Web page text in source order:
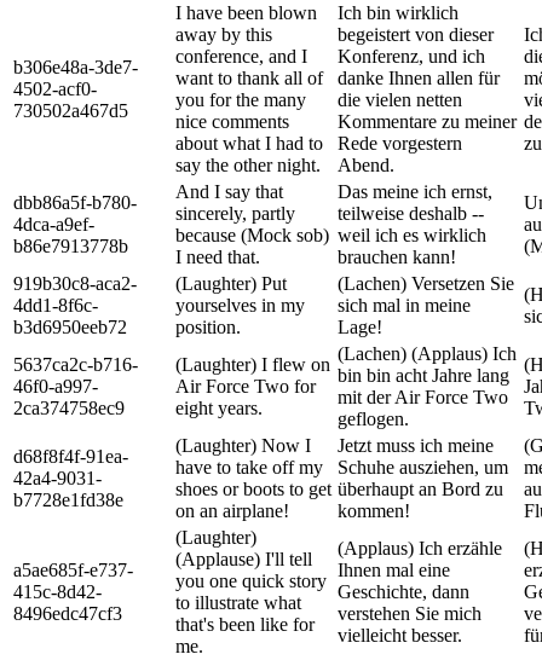
b306e48a-3de7-
4502-acf0-
730502a467d5
I have been blown
away by this
conference, and I
want to thank all of
you for the many
nice comments
about what I had to
say the other night.
Ich bin wirklich
begeistert von dieser
Konferenz, und ich
danke Ihnen allen für
die vielen netten
Kommentare zu meiner
Rede vorgestern
Abend.
dbb86a5f-b780-
4dca-a9ef-
b86e7913778b
And I say that
sincerely, partly
because (Mock sob)
I need that.
Das meine ich ernst,
teilweise deshalb --
weil ich es wirklich
brauchen kann!
919b30c8-aca2-
4dd1-8f6c-
b3d6950eeb72
(Laughter) Put
yourselves in my
position.
(Lachen) Versetzen Sie
sich mal in meine
Lage!
5637ca2c-b716-
46f0-a997-
2ca374758ec9
(Laughter) I flew on
Air Force Two for
eight years.
(Lachen) (Applaus) Ich
bin bin acht Jahre lang
mit der Air Force Two
geflogen.
d68f8f4f-91ea-
42a4-9031-
b7728e1fd38e
(Laughter) Now I
have to take off my
shoes or boots to get
on an airplane!
Jetzt muss ich meine
Schuhe ausziehen, um
überhaupt an Bord zu
kommen!
a5ae685f-e737-
415c-8d42-
8496edc47cf3
(Laughter)
(Applause) I'll tell
you one quick story
to illustrate what
that's been like for
me.
(Applaus) Ich erzähle
Ihnen mal eine
Geschichte, dann
verstehen Sie mich
vielleicht besser.